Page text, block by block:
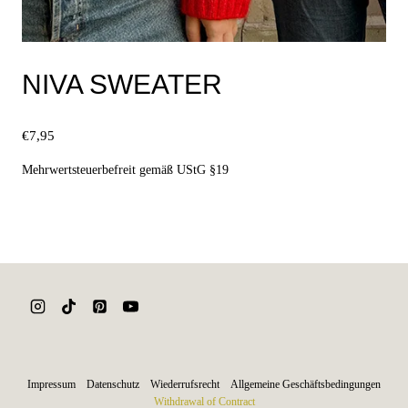
NIVA SWEATER
€7,95
Mehrwertsteuerbefreit gemäß UStG §19
weist
mehrere
Die
Impressum Datenschutz Wiederrufsrecht
Allgemeine Geschäftsbedingungen
Withdrawal of Contract